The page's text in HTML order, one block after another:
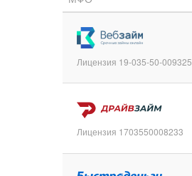
Лицензия 19-035-50-009325
Лицензия 1703550008233